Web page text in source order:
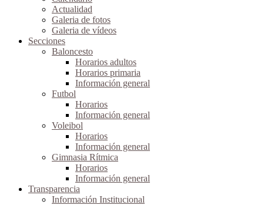
Actualidad
Galeria de fotos
Galeria de vídeos
Secciones
Baloncesto
Horarios adultos
Horarios primaria
Información general
Futbol
Horarios
Información general
Voleibol
Horarios
Información general
Gimnasia Rítmica
Horarios
Información general
Transparencia
Información Institucional